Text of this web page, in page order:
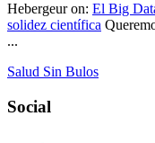
Hebergeuron: El Big
solidez científica
...
Salud Sin Bulos
Social